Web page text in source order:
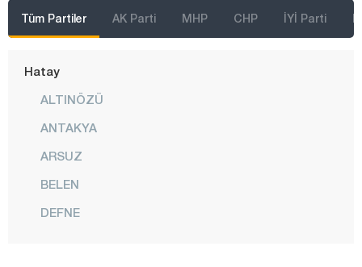
Tüm Partiler AK Parti MHP CHP İYİ Parti
Hakkari
Hatay
ALTINÖZÜ
ANTAKYA
ARSUZ
BELEN
DEFNE